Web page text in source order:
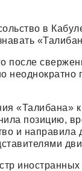
в
после
неоднократно
«Талибана»
позицию,
и направила